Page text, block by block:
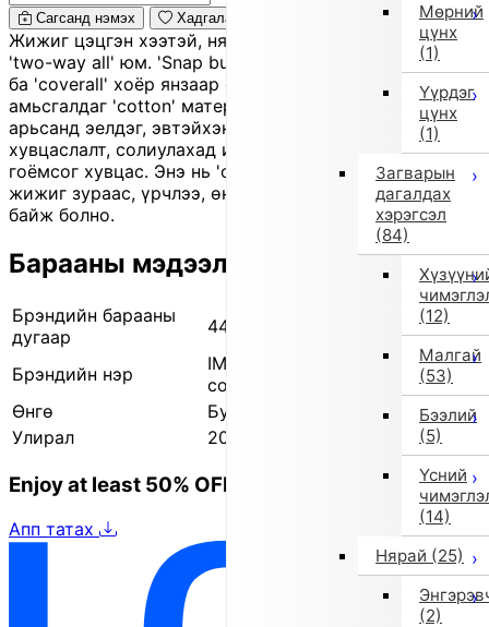
Мөрний
цүнх
(1)
Үүрдэг
цүнх
(1)
Загварын
дагалдах
хэрэгсэл
(84)
(12)
Малгай
(53)
Бээлий
(5)
Үсний
(14)
Нярай (25)
(2)
Сагсанд нэмэх Хадгалах
Жижиг цэцгэн хээтэй, нярайд зориулсан өхөөрдөм
'two-way all' юм. 'Snap button'-оор даруулан өмсгөл
ба 'coverall' хоёр янзаар өмсөх боломжтой. Зөөлөн,
амьсгалдаг 'cotton' материалтай тул хүүхдийн
арьсанд эелдэг, эвтэйхэн таарна. Өдөр тутмын
хувцаслалт, солиулахад илүү хөгжилтэй болгох нэгэн
гоёмсог хувцас. Энэ нь 'outlet' бүтээгдэхүүн бөгөөд
жижиг зураас, үрчлээ, өнгө бага зэрэг гандалттай
байж болно.
Барааны мэдээлэл
Брэндийн барааны
дугаар
441124023 0
Брэндийн нэр
IMPORT SELECT (Импортын
сонголт)
Өнгө
Бусад (0)
Улирал
2025 оны намар/өвөл
Enjoy at least 50% OFF Tokyo fashion
Апп татах